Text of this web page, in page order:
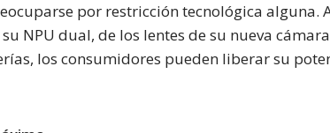
por restricción tecnológica alguna.
NPU dual, de los lentes de su nueva
los consumidores pueden liberar su